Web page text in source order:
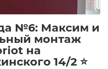
№6: Максим и
монтаж
на
14/2 ⭐